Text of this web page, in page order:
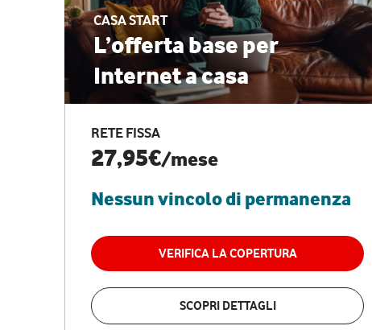
CASA START
L’offerta base per
Internet a casa
RETE FISSA
27,95€/mese
Nessun vincolo di permanenza
VERIFICA LA COPERTURA
SCOPRI DETTAGLI